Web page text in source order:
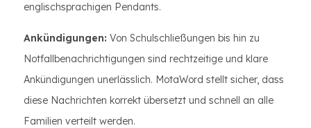
englischsprachigen Pendants.
Ankündigungen: Von Schulschließungen bis hin zu
Notfallbenachrichtigungen sind rechtzeitige und klare
Ankündigungen unerlässlich. MotaWord stellt sicher, dass
diese Nachrichten korrekt übersetzt und schnell an alle
Familien verteilt werden.